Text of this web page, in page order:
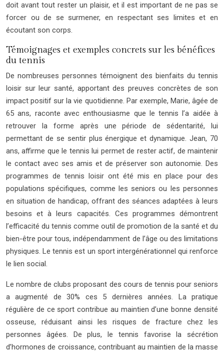
doit avant tout rester un plaisir, et il est important de ne pas se
forcer ou de se surmener, en respectant ses limites et en
écoutant son corps.
Témoignages et exemples concrets sur les bénéfices
du tennis
De nombreuses personnes témoignent des bienfaits du tennis
loisir sur leur santé, apportant des preuves concrètes de son
impact positif sur la vie quotidienne. Par exemple, Marie, âgée de
65 ans, raconte avec enthousiasme que le tennis l’a aidée à
retrouver la forme après une période de sédentarité, lui
permettant de se sentir plus énergique et dynamique. Jean, 70
ans, affirme que le tennis lui permet de rester actif, de maintenir
le contact avec ses amis et de préserver son autonomie. Des
programmes de tennis loisir ont été mis en place pour des
populations spécifiques, comme les seniors ou les personnes
en situation de handicap, offrant des séances adaptées à leurs
besoins et à leurs capacités. Ces programmes démontrent
l’efficacité du tennis comme outil de promotion de la santé et du
bien-être pour tous, indépendamment de l’âge ou des limitations
physiques. Le tennis est un sport intergénérationnel qui renforce
le lien social.
Le nombre de clubs proposant des cours de tennis pour seniors
a augmenté de 30% ces 5 dernières années. La pratique
régulière de ce sport contribue au maintien d’une bonne densité
osseuse, réduisant ainsi les risques de fracture chez les
personnes âgées. De plus, le tennis favorise la sécrétion
d’hormones de croissance, contribuant au maintien de la masse